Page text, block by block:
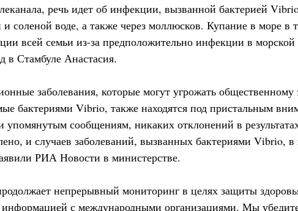
речь идет об инфекции, вызванной бактерией
и соленой воде, а также через моллюсков. Купание в море в
всей семьи из-за предположительно инфекции в морской
Стамбуле Анастасия.
заболевания, которые могут угрожать общественному
бактериями Vibrio, также находятся под пристальным
упомянутым сообщениям, никаких отклонений в
и случаев заболеваний, вызванных бактериями Vibrio,
РИА Новости в министерстве.
непрерывный мониторинг в целях защиты
информацией с международными организациями. Мы